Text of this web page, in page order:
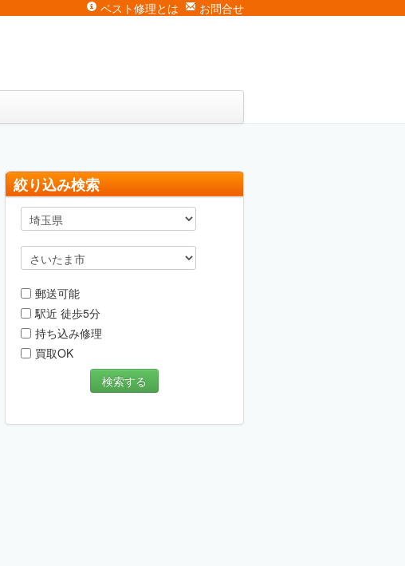
ベスト修理とは お問合せ
絞り込み検索
郵送可能
駅近 徒歩5分
持ち込み修理
買取OK
検索する